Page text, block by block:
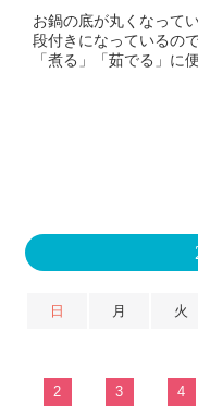
お鍋の底が丸くなって
段付きになっているの
「煮る」「茹でる」に
日 月 火
2 3 4